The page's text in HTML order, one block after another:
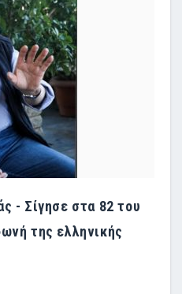
- Σίγησε στα 82 του
της ελληνικής